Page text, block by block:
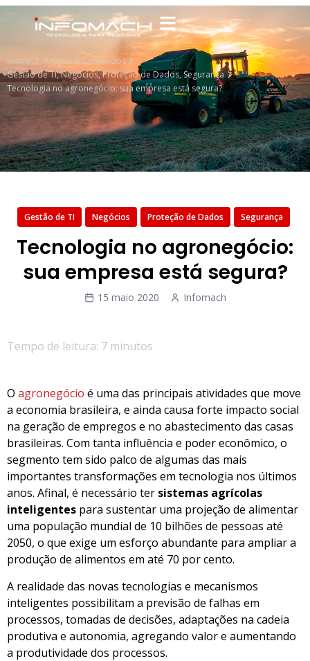
Home
Artigos & Conteúdos
Gestão de TI,Negócios,Proteção de Dados,Segurança
Tecnologia no agronegócio: sua empresa está segura?
Gestão de TI Negócios Proteção de Dados Segurança
Tecnologia no agronegócio:
sua empresa está segura?
15 maio 2020 Infomach
Tempo de leitura: 7 minutos
O agronegócio é uma das principais atividades que move
a economia brasileira, e ainda causa forte impacto social
na geração de empregos e no abastecimento das casas
brasileiras. Com tanta influência e poder econômico, o
segmento tem sido palco de algumas das mais
importantes transformações em tecnologia nos últimos
anos. Afinal, é necessário ter sistemas agrícolas
inteligentes para sustentar uma projeção de alimentar
uma população mundial de 10 bilhões de pessoas até
2050, o que exige um esforço abundante para ampliar a
produção de alimentos em até 70 por cento.
A realidade das novas tecnologias e mecanismos
inteligentes possibilitam a previsão de falhas em
processos, tomadas de decisões, adaptações na cadeia
produtiva e autonomia, agregando valor e aumentando
a produtividade dos processos.